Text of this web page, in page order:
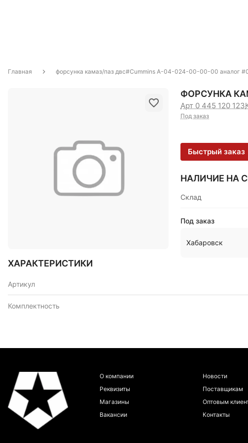
Главная форсунка камаз/паз двс#Cummins А-04-024-00-00-00 аналог
ФОРСУНКА
Арт 0 445 120 123
Под заказ
Быстрый заказ
НАЛИЧИЕ НА
Склад
Под заказ
Хабаровск
ХАРАКТЕРИСТИКИ
Артикул
Комплектность
О компании
Реквизиты
Магазины
Вакансии
Новости
Поставщикам
Оптовым
Контакты